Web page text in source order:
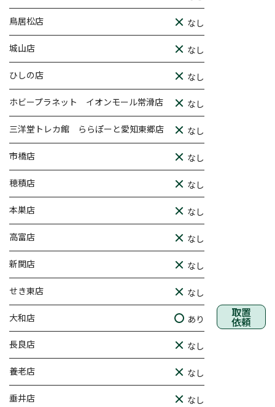
鳥居松店 なし
城山店 なし
ひしの店 なし
ホビープラネット イオンモール常滑店 なし
三洋堂トレカ館 ららぽーと愛知東郷店 なし
市橋店 なし
穂積店 なし
本巣店 なし
高富店 なし
新関店 なし
せき東店 なし
大和店 あり 取置
依頼
長良店 なし
養老店 なし
垂井店 なし